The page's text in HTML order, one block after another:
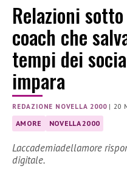
Relazioni
coach che
tempi dei
impara
REDAZIONE NOVELLA 2000|20
AMORE NOVELLA 2000
Laccademiadellamore
digitale.